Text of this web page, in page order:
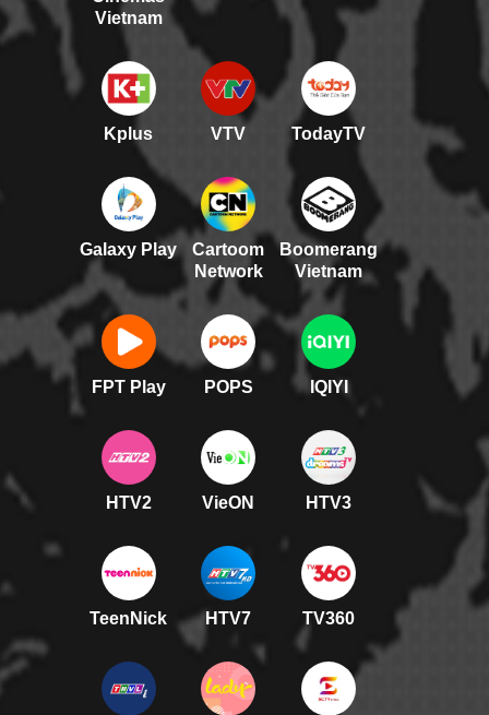
Vietnam
Kplus VTV TodayTV
Galaxy Play
Cartoom
Network
Boomerang
Vietnam
FPT Play POPS IQIYI
HTV2 VieON HTV3
TeenNick HTV7 TV360